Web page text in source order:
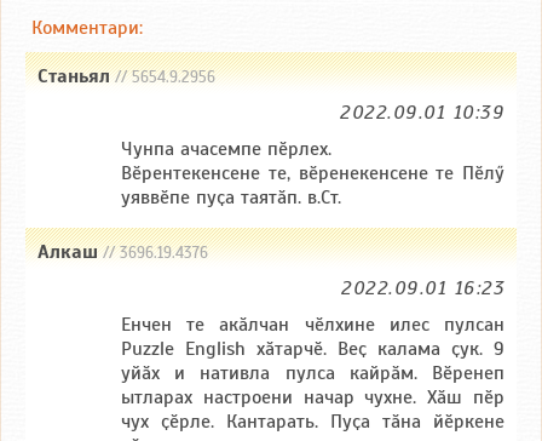
Комментари:
Станьял// 5654.9.2956
2022.09.01 10:39
Чунпа ачасемпе пӗрлех.
Вӗрентекенсене те, вӗренекенсене те Пӗлӳ
уяввӗпе пуҫа таятӑп. в.Ст.
Алкаш// 3696.19.4376
2022.09.01 16:23
Енчен те акӑлчан чӗлхине илес пулсан
Puzzle English хӑтарчӗ. Веҫ калама ҫук. 9
уйӑх и нативла пулса кайрӑм. Вӗренеп
ытларах настроени начар чухне. Хӑш пӗр
чух ҫӗрле. Кантарать. Пуҫа тӑна йӗркене